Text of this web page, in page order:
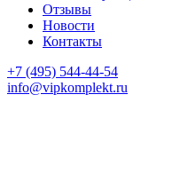
Отзывы
Новости
Контакты
+7 (495) 544-44-54
info@vipkomplekt.ru